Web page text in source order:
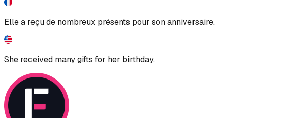
Elle a reçu de nombreux présents pour son anniversaire.
She received many gifts for her birthday.